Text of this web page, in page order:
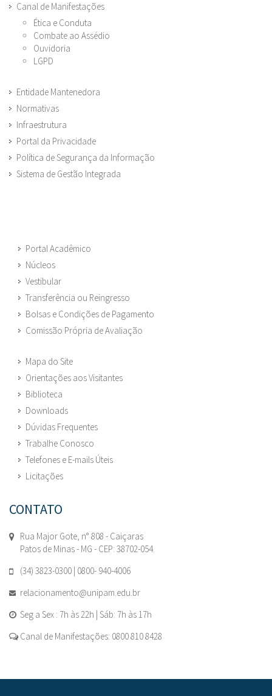
Canal de Manifestações
Ética e Conduta
Combate ao Assédio
Ouvidoria
LGPD
Entidade Mantenedora
Normativas
Infraestrutura
Portal da Privacidade
Política de Segurança da Informação
Sistema de Gestão Integrada
Portal Acadêmico
Núcleos
Vestibular
Transferência ou Reingresso
Bolsas e Condições de Pagamento
Comissão Própria de Avaliação
Mapa do Site
Orientações aos Visitantes
Biblioteca
Downloads
Dúvidas Frequentes
Trabalhe Conosco
Telefones e E-mails Úteis
Licitações
CONTATO
Rua Major Gote, n° 808 - Caiçaras
Patos de Minas - MG - CEP: 38702-054.
(34) 3823-0300 | 0800- 940-4006
relacionamento@unipam.edu.br
Seg a Sex : 7h às 22h | Sáb: 7h às 17h
Canal de Manifestações: 0800 810 8428